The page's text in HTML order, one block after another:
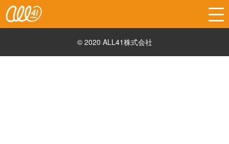
© 2020 ALL41株式会社